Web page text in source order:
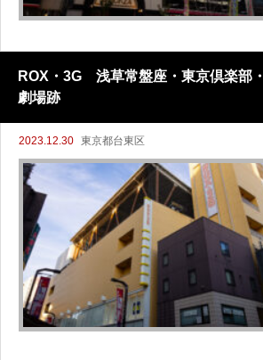
ROX・3G 浅草常盤座・東京倶楽部
劇場跡
2023.12.30 東京都台東区